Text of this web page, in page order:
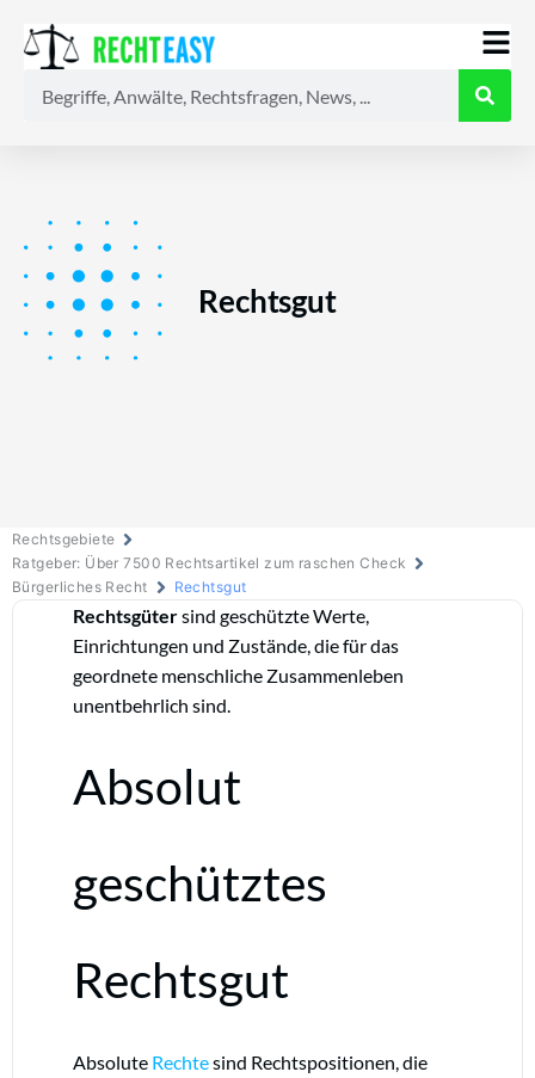
Rechtsgut
Rechtsgebiete
Ratgeber: Über 7500 Rechtsartikel zum raschen Check
Bürgerliches Recht
Rechtsgut
Rechtsgütersind geschützte Werte,
Einrichtungen und Zustände, die für das
geordnete menschliche Zusammenleben
unentbehrlich sind.
Absolut
geschütztes
Rechtsgut
Absolute Rechtesind Rechtspositionen, die